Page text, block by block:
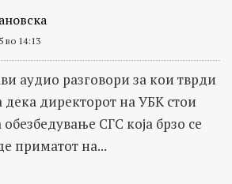
во 14:13
аудио разговори за кои тврди
дека директорот на УБК стои
обезбедување СГС која брзо се
приматот на...